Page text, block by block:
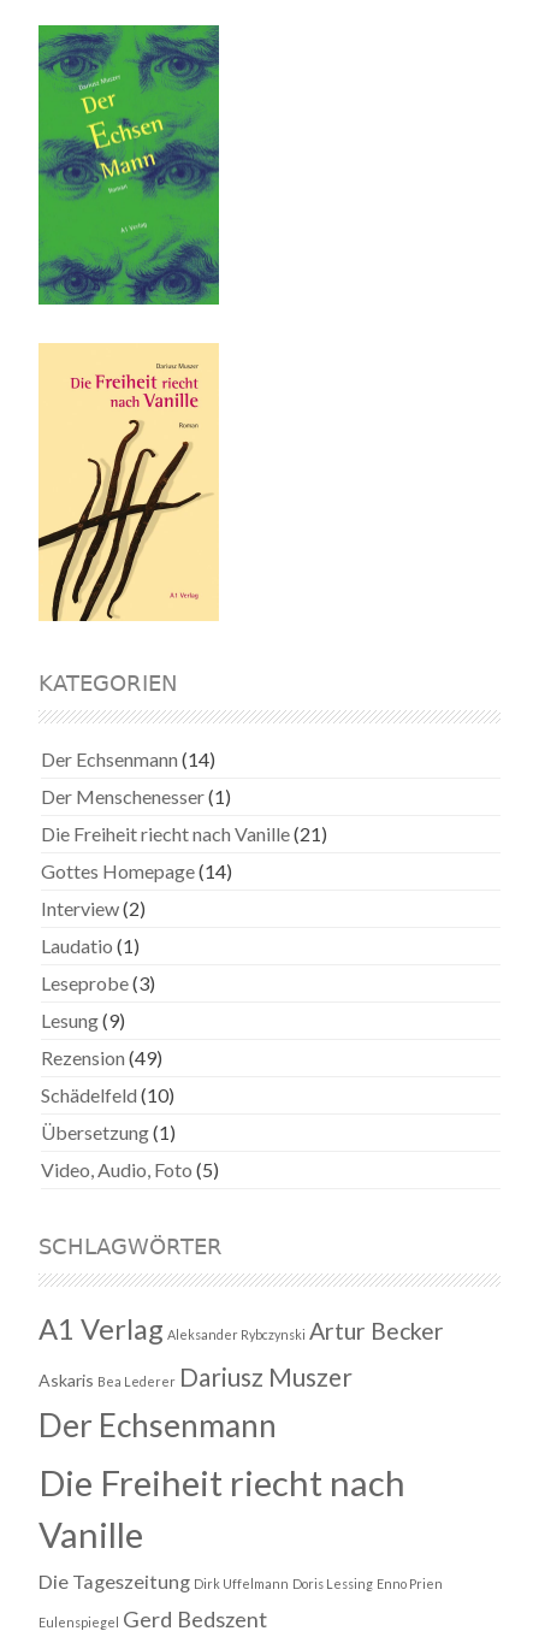
KATEGORIEN
Der Echsenmann (14)
Der Menschenesser(1)
Die Freiheit riecht nach Vanille(21)
Gottes Homepage(14)
Interview(2)
Laudatio (1)
Leseprobe(3)
Lesung(9)
Rezension (49)
Schädelfeld (10)
Übersetzung(1)
Video, Audio, Foto (5)
SCHLAGWÖRTER
A1 Verlag Aleksander Rybczynski Artur Becker
Askaris Bea Lederer Dariusz Muszer
Der Echsenmann
Die Freiheit riecht nach
Vanille
Die Tageszeitung Dirk Uffelmann Doris Lessing Enno Prien
Eulenspiegel Gerd Bedszent